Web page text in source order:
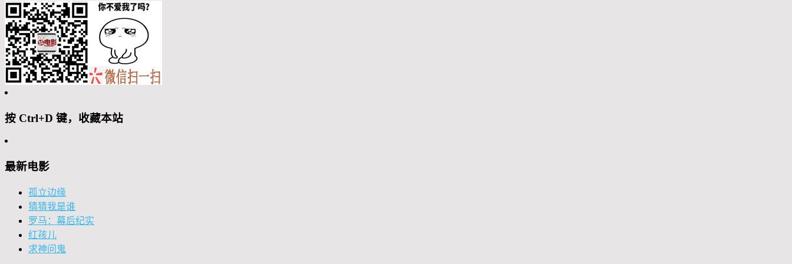
按 Ctrl+D 键，收藏本站
最新电影
孤立边缘
猜猜我是谁
罗马：幕后纪实
红孩儿
求神问鬼